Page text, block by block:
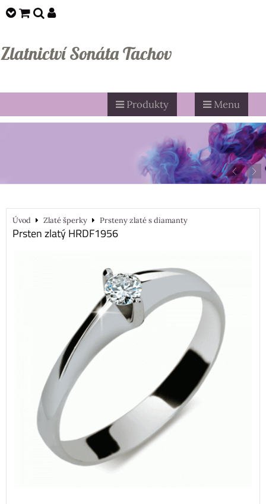
Zlatnictví Sonáta Tachov
Produkty Menu
Úvod Zlaté šperky Prsteny zlaté s diamanty
Prsten zlatý HRDF1956